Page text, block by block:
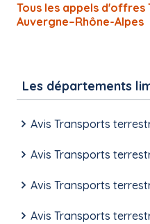
Tous les appels
Auvergne–Rhône-Alpes
Les départements
Avis Transports
Avis Transports
Avis Transports
Avis Transports